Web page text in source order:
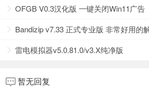
软件语言：中文
OFGB V0.3汉化版 一键关闭Win11广告
Bandizip v7.33 正式专业版 非常好用的
雷电模拟器v5.0.81.0/v3.X纯净版
暂无回复